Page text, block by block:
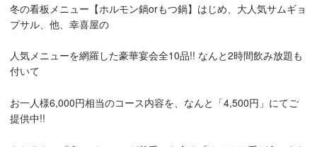
冬の看板メニュー【ホルモン鍋orもつ鍋】はじめ、大人気サムギョ
プサル、他、幸喜屋の
人気メニューを網羅した豪華宴会全10品!! なんと2時間飲み放題も
付いて
お一人様6,000円相当のコース内容を、なんと「4,500円」にてご
提供中!!